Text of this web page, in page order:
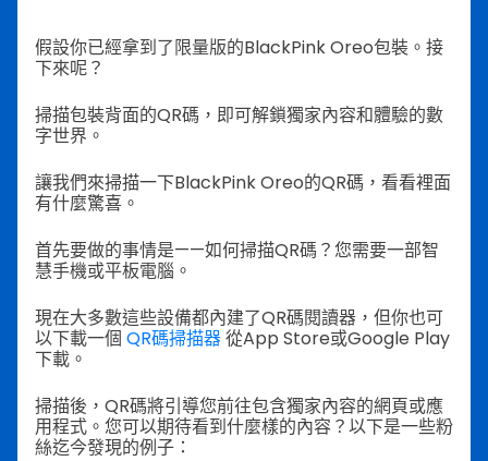
假設你已經拿到了限量版的BlackPink Oreo包裝。接
下來呢？
掃描包裝背面的QR碼，即可解鎖獨家內容和體驗的數
字世界。
讓我們來掃描一下BlackPink Oreo的QR碼，看看裡面
有什麼驚喜。
首先要做的事情是——如何掃描QR碼？您需要一部智
慧手機或平板電腦。
現在大多數這些設備都內建了QR碼閱讀器，但你也可
以下載一個 QR碼掃描器從App Store或Google Play
下載。
掃描後，QR碼將引導您前往包含獨家內容的網頁或應
用程式。您可以期待看到什麼樣的內容？以下是一些粉
絲迄今發現的例子：